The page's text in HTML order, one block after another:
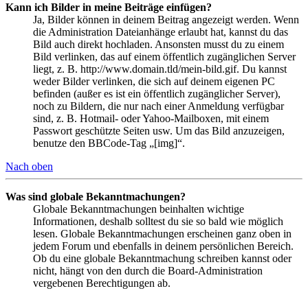
Kann ich Bilder in meine Beiträge einfügen?
Ja, Bilder können in deinem Beitrag angezeigt werden. Wenn
die Administration Dateianhänge erlaubt hat, kannst du das
Bild auch direkt hochladen. Ansonsten musst du zu einem
Bild verlinken, das auf einem öffentlich zugänglichen Server
liegt, z. B. http://www.domain.tld/mein-bild.gif. Du kannst
weder Bilder verlinken, die sich auf deinem eigenen PC
befinden (außer es ist ein öffentlich zugänglicher Server),
noch zu Bildern, die nur nach einer Anmeldung verfügbar
sind, z. B. Hotmail- oder Yahoo-Mailboxen, mit einem
Passwort geschützte Seiten usw. Um das Bild anzuzeigen,
benutze den BBCode-Tag „[img]“.
Nach oben
Was sind globale Bekanntmachungen?
Globale Bekanntmachungen beinhalten wichtige
Informationen, deshalb solltest du sie so bald wie möglich
lesen. Globale Bekanntmachungen erscheinen ganz oben in
jedem Forum und ebenfalls in deinem persönlichen Bereich.
Ob du eine globale Bekanntmachung schreiben kannst oder
nicht, hängt von den durch die Board-Administration
vergebenen Berechtigungen ab.